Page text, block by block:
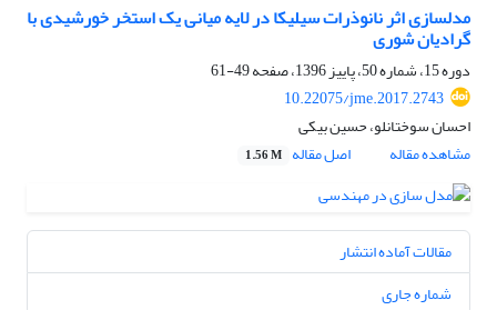
مدلسازی اثر نانوذرات سیلیکا در لایه میانی یک استخر خورشیدی با
گرادیان شوری
دوره 15، شماره 50، پاییز 1396، صفحه
49-61
10.22075/jme.2017.2743
احسان سوختانلو، حسین بیکی
مشاهده مقاله
اصل مقاله 1.56 M
مقالات آماده انتشار
شماره جاری